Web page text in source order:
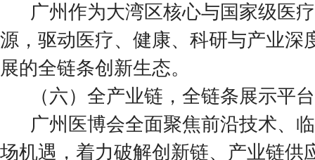
广州作为大湾区核心与国家级医
源，驱动医疗、健康、科研与产业深
展的全链条创新生态。
（六）全产业链，全链条展示平台
广州医博会全面聚焦前沿技术、
场机遇，着力破解创新链、产业链供